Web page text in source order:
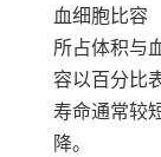
血细胞比容
所占体积与
容以百分比
寿命通常较
降。